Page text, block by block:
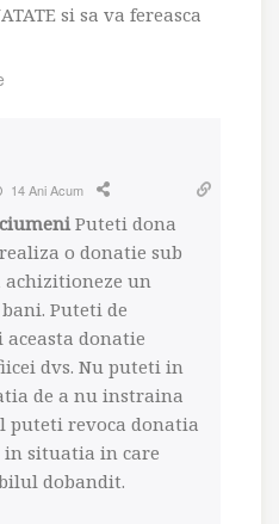
si sa va fereasca
14 Ani Acum
Puteti dona
o donatie sub
achizitioneze un
Puteti de
aceasta donatie
dvs. Nu puteti in
de a nu instraina
puteti revoca donatia
situatia in care
dobandit.